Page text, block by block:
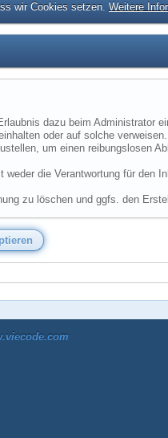
wir Cookies setzen. Weitere
dazu beim Administrator
oder auf solche
um einen reibungslosen
die Verantwortung für den
zu löschen und ggfs. den